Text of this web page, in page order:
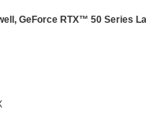
GeForce RTX™ 50 Series